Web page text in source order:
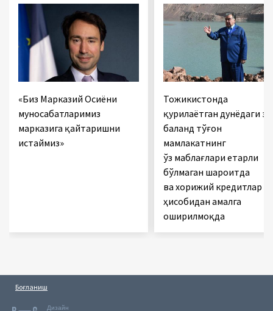
«Биз Марказий Осиёни
муносабатларимиз
марказига қайтаришни
истаймиз»
Тожикистонда
қурилаётган дунёдаги
баланд тўғон
мамлакатнинг
ўз маблағлари етарли
бўлмаган шароитда
ва хорижий кредитлар
ҳисобидан амалга
оширилмоқда
Боғланиш
Дизайн